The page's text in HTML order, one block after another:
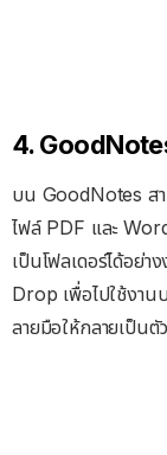
4.
บน GoodNotes สา
ไฟล์ PDF และ
เป็นโฟลเดอร์ได้อย่
Drop เพื่อไปใช้งาน
ลายมือให้กลายเป็น